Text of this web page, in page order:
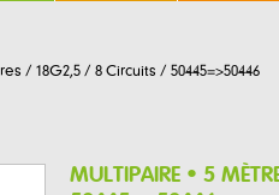
/ 18G2,5 / 8 Circuits / 50445=>50446
MULTIPAIRE • 5